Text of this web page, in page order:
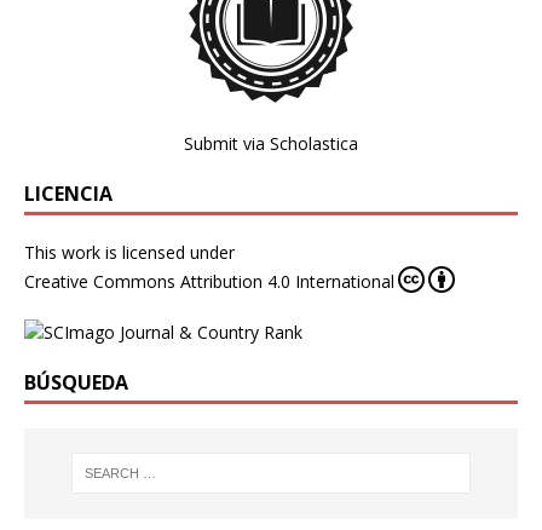
Submit via Scholastica
LICENCIA
This work is licensed under
Creative Commons Attribution 4.0 International
BÚSQUEDA